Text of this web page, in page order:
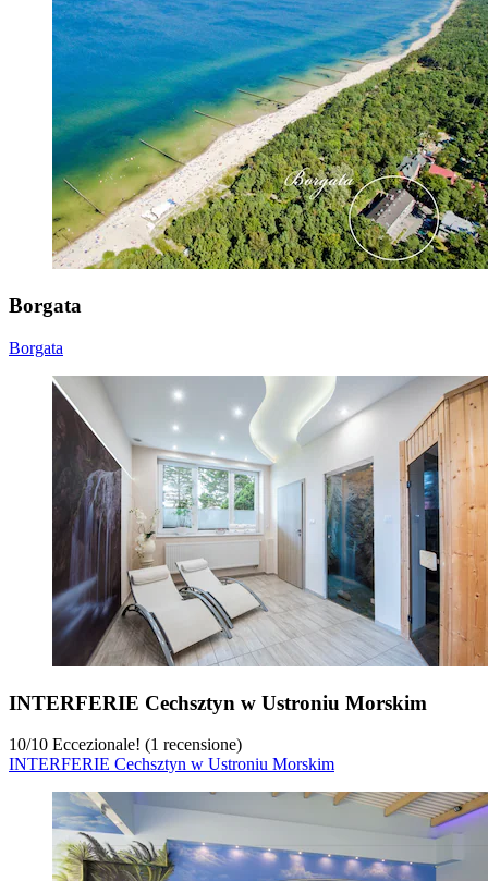
Borgata
Borgata
INTERFERIE Cechsztyn w Ustroniu Morskim
10/10 Eccezionale! (1 recensione)
INTERFERIE Cechsztyn w Ustroniu Morskim